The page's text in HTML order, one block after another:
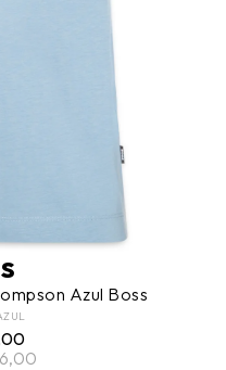
Azul Boss